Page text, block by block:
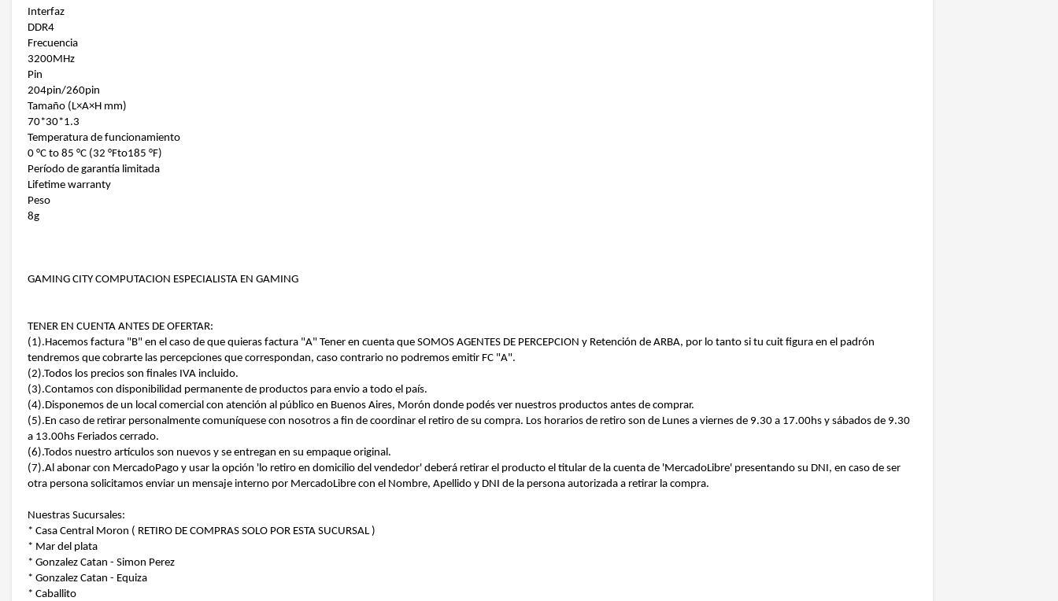
Interfaz
DDR4
Frecuencia
3200MHz
Pin
204pin/260pin
Tamaño (L×A×H mm)
70*30*1.3
Temperatura de funcionamiento
0 °C to 85 °C (32 °Fto185 °F)
Período de garantía limitada
Lifetime warranty
Peso
8g
GAMING CITY COMPUTACION ESPECIALISTA EN GAMING
TENER EN CUENTA ANTES DE OFERTAR:
(1).Hacemos factura "B" en el caso de que quieras factura "A" Tener en cuenta que SOMOS AGENTES DE PERCEPCION y Retención de ARBA, por lo tanto si tu cuit figura en el padrón
tendremos que cobrarte las percepciones que correspondan, caso contrario no podremos emitir FC "A".
(2).Todos los precios son finales IVA incluido.
(3).Contamos con disponibilidad permanente de productos para envio a todo el país.
(4).Disponemos de un local comercial con atención al público en Buenos Aires, Morón donde podés ver nuestros productos antes de comprar.
(5).En caso de retirar personalmente comuníquese con nosotros a fin de coordinar el retiro de su compra. Los horarios de retiro son de Lunes a viernes de 9.30 a 17.00hs y sábados de 9.30
a 13.00hs Feriados cerrado.
(6).Todos nuestro artículos son nuevos y se entregan en su empaque original.
(7).Al abonar con MercadoPago y usar la opción 'lo retiro en domicilio del vendedor' deberá retirar el producto el titular de la cuenta de 'MercadoLibre' presentando su DNI, en caso de ser
otra persona solicitamos enviar un mensaje interno por MercadoLibre con el Nombre, Apellido y DNI de la persona autorizada a retirar la compra.
Nuestras Sucursales:
* Casa Central Moron ( RETIRO DE COMPRAS SOLO POR ESTA SUCURSAL )
* Mar del plata
* Gonzalez Catan - Simon Perez
* Gonzalez Catan - Equiza
* Caballito